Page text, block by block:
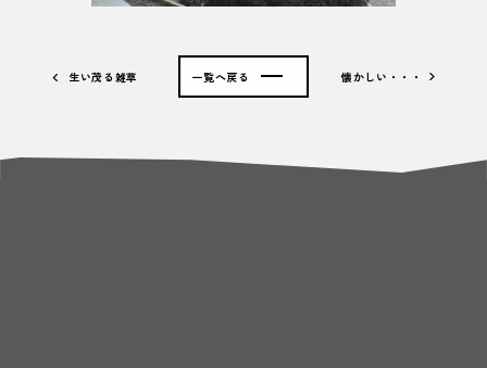
生い茂る雑草 懐かしい・・・
一覧へ戻る